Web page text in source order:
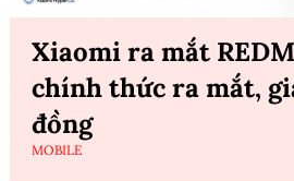
Xiaomi ra mắt
chính thức ra mắt,
đồng
MOBILE